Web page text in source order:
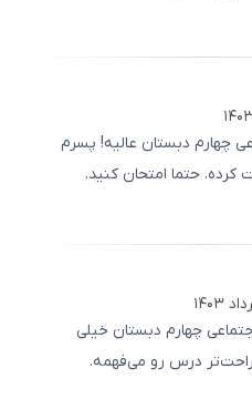
چهارم دبستان عالیه! پسرم
حتما امتحان کنید.
چهارم دبستان خیلی
درس رو می‌فهمه.